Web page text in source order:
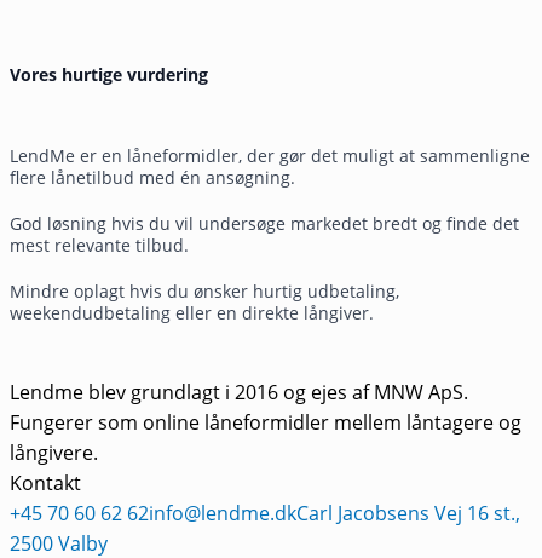
Vores hurtige vurdering
LendMe er en låneformidler, der gør det muligt at sammenligne
flere lånetilbud med én ansøgning.
God løsning hvis du vil undersøge markedet bredt og finde det
mest relevante tilbud.
Mindre oplagt hvis du ønsker hurtig udbetaling,
weekendudbetaling eller en direkte långiver.
Lendme blev grundlagt i 2016 og ejes af MNW ApS.
Fungerer som online låneformidler mellem låntagere og
långivere.
Kontakt
+45 70 60 62 62info@lendme.dkCarl Jacobsens Vej 16 st.,
2500 Valby